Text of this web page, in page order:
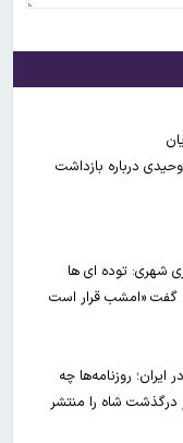
درباره بازداشت
شهری: توده ای ها
گفت «امشب قرار است
روزنامه‌ها چه
درگذشت شاه را منتشر